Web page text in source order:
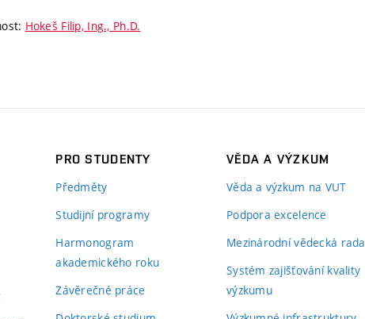
Hokeš Filip, Ing., Ph.D.
PRO STUDENTY
Předměty
Studijní programy
Harmonogram
akademického roku
Závěrečné práce
VĚDA A VÝZKUM
Věda a výzkum na VUT
Podpora excelence
Mezinárodní vědecká rada
Systém zajišťování kvality
výzkumu